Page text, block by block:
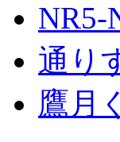
NR5-
通り
鷹月